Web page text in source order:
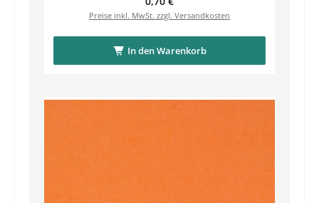
Preise inkl. MwSt. zzgl. Versandkosten
In den Warenkorb